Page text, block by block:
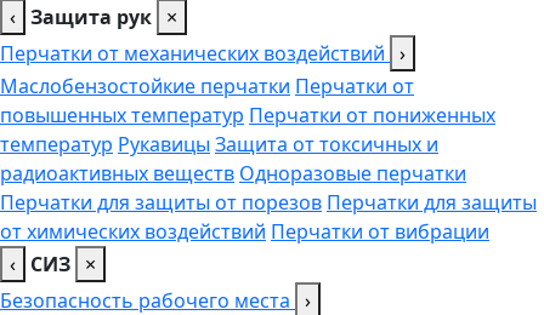
‹ Защита рук ×
Перчатки от механических воздействий ›
Маслобензостойкие перчатки Перчатки от
повышенных температур Перчатки от пониженных
температур Рукавицы Защита от токсичных и
радиоактивных веществ Одноразовые перчатки
Перчатки для защиты от порезов Перчатки для защиты
от химических воздействий Перчатки от вибрации
‹ СИЗ ×
Безопасность рабочего места ›